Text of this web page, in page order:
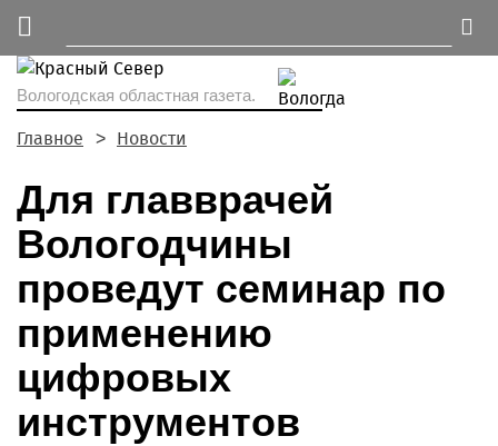
Вологодская областная газета.
Главное Новости
Для главврачей
Вологодчины
проведут семинар по
применению
цифровых
инструментов